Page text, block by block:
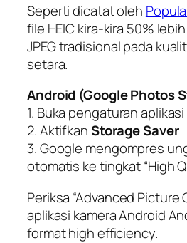
Seperti dicatat oleh
file HEIC kira-kira 50%
JPEG tradisional pada
setara.
Android (Google Photos
1. Buka pengaturan
2. AktifkanStorage Saver
3. Google mengompres
otomatis ke tingkat “High
Periksa “Advanced Picture
aplikasi kamera Android
format high efficiency.